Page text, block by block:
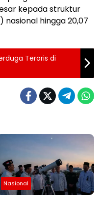
kepada struktur
hingga 20,07
Teroris di
Nasional